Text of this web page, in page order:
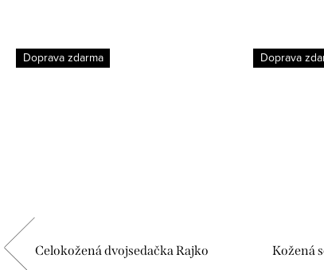
Doprava zdarma
Celokožená dvojsedačka Rajko
Doprava
Kožená